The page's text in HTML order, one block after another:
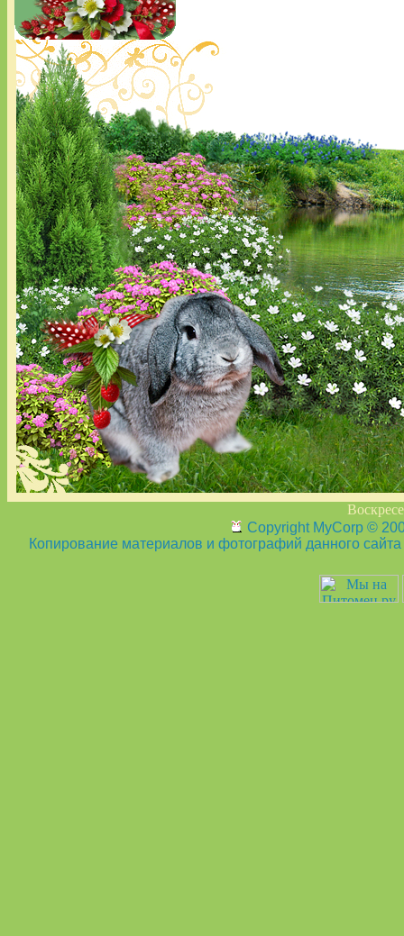
Copyright MyCorp ©
Копирование материалов и фотографий данного